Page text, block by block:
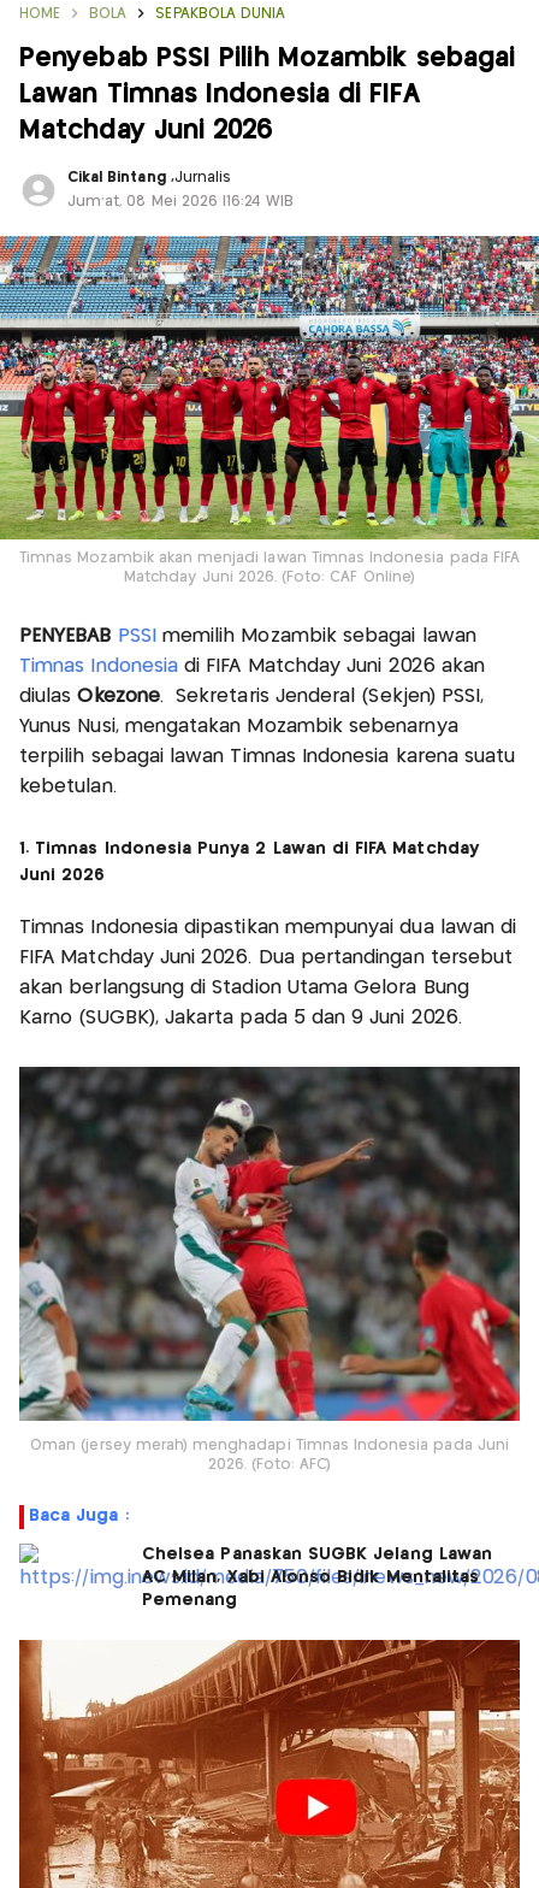
HOME BOLA SEPAKBOLA DUNIA
Penyebab PSSI Pilih Mozambik sebagai
Lawan Timnas Indonesia di FIFA
Matchday Juni 2026
Cikal Bintang ,Jurnalis
Jum'at, 08 Mei 2026 |16:24 WIB
Timnas Mozambik akan menjadi lawan Timnas Indonesia pada FIFA
Matchday Juni 2026. (Foto: CAF Online)
PENYEBAB PSSI
memilih Mozambik sebagai lawan
Timnas Indonesiadi FIFA Matchday Juni 2026 akan
diulasOkezone. Sekretaris Jenderal (Sekjen) PSSI,
Yunus Nusi, mengatakan Mozambik sebenarnya
terpilih sebagai lawan Timnas Indonesia karena suatu
kebetulan.
1. Timnas Indonesia Punya 2 Lawan di FIFA Matchday
Juni 2026
Timnas Indonesia dipastikan mempunyai dua lawan di
FIFA Matchday Juni 2026. Dua pertandingan tersebut
akan berlangsung di Stadion Utama Gelora Bung
Karno (SUGBK), Jakarta pada 5 dan 9 Juni 2026.
Oman (jersey merah) menghadapi Timnas Indonesia pada Juni
2026. (Foto: AFC)
Baca Juga :
Chelsea Panaskan SUGBK Jelang Lawan
AC Milan, Xabi Alonso Bidik Mentalitas
Pemenang